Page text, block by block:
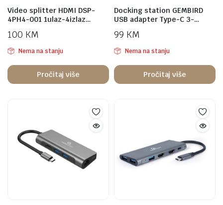
Video splitter HDMI DSP-
4PH4-001 1ulaz-4izlaz…
100 KM
Nema na stanju
Pročitaj više
Docking station GEMBIRD
USB adapter Type-C 3-…
99 KM
Nema na stanju
Pročitaj više